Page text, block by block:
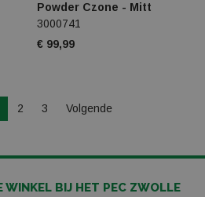
Powder Czone - Mitt
3000741
€ 99,99
Je bent op pagina
2 3 VolgendePagina
WINKEL BIJ HET PEC ZWOLLE